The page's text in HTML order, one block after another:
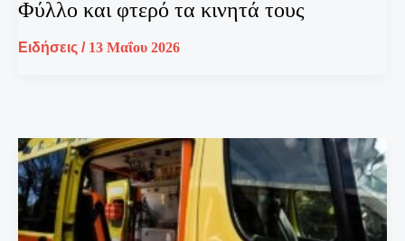
Φύλλο και φτερό τα κινητά τους
Ειδήσεις / 13 Μαΐου 2026